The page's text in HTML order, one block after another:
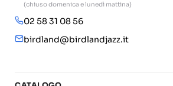
(chiuso domenica e lunedì mattina)
02 58 31 08 56
birdland@birdlandjazz.it